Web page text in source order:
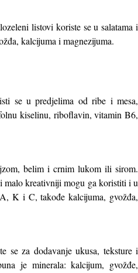
listovi koriste se u salatama i
kalcijuma i magnezijuma.
se u predjelima od ribe i mesa,
kiselinu, riboflavin, vitamin B6,
belim i crnim lukom ili sirom.
malo kreativniji mogu ga koristiti i u
K i C, takođe kalcijuma, gvožđa,
se za dodavanje ukusa, teksture i
je minerala: kalcijum, gvožđe,